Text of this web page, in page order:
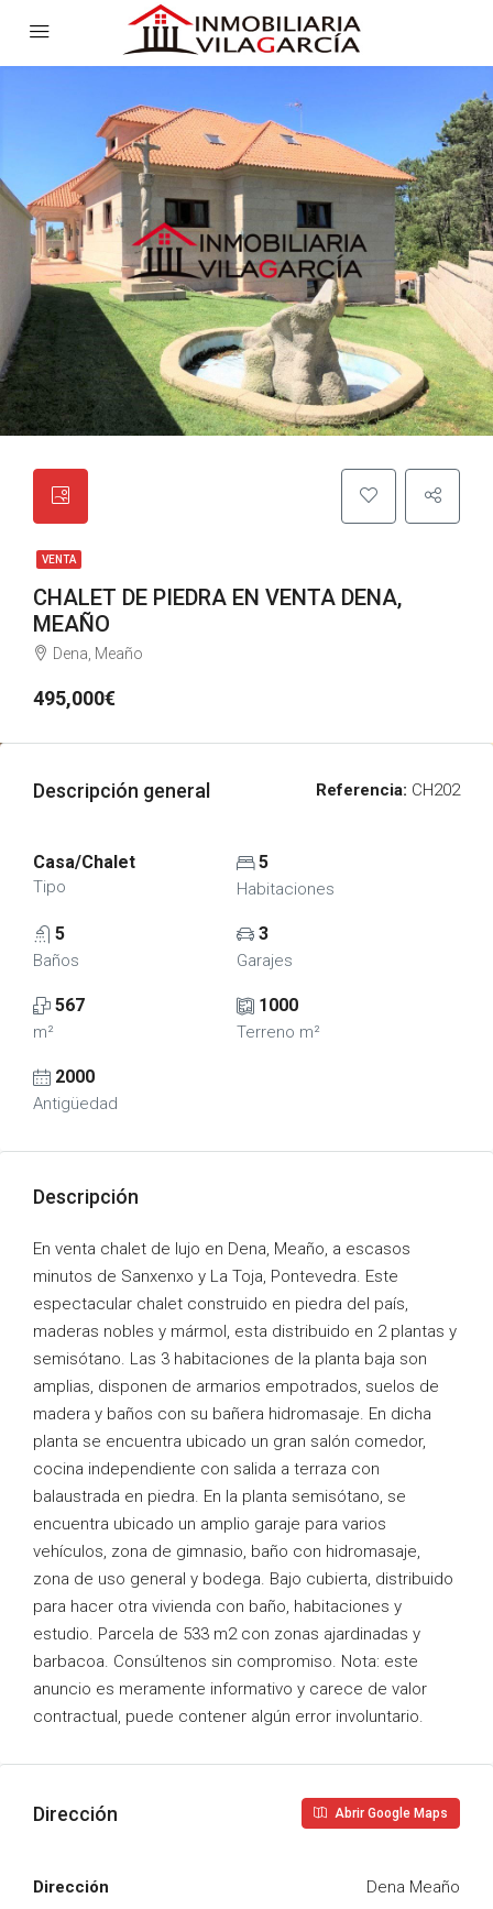
VENTA
CHALET DE PIEDRA EN VENTA DENA,
MEAÑO
Dena, Meaño
495,000€
Descripción general Referencia: CH202
Casa/Chalet
Tipo
5
Habitaciones
5
Baños
3
Garajes
567
m²
1000
Terreno m²
2000
Antigüedad
Descripción
En venta chalet de lujo en Dena, Meaño, a escasos
minutos de Sanxenxo y La Toja, Pontevedra. Este
espectacular chalet construido en piedra del país,
maderas nobles y mármol, esta distribuido en 2 plantas y
semisótano. Las 3 habitaciones de la planta baja son
amplias, disponen de armarios empotrados, suelos de
madera y baños con su bañera hidromasaje. En dicha
planta se encuentra ubicado un gran salón comedor,
cocina independiente con salida a terraza con
balaustrada en piedra. En la planta semisótano, se
encuentra ubicado un amplio garaje para varios
vehículos, zona de gimnasio, baño con hidromasaje,
zona de uso general y bodega. Bajo cubierta, distribuido
para hacer otra vivienda con baño, habitaciones y
estudio. Parcela de 533 m2 con zonas ajardinadas y
barbacoa. Consúltenos sin compromiso. Nota: este
anuncio es meramente informativo y carece de valor
contractual, puede contener algún error involuntario.
Dirección Abrir Google Maps
Dirección Dena Meaño